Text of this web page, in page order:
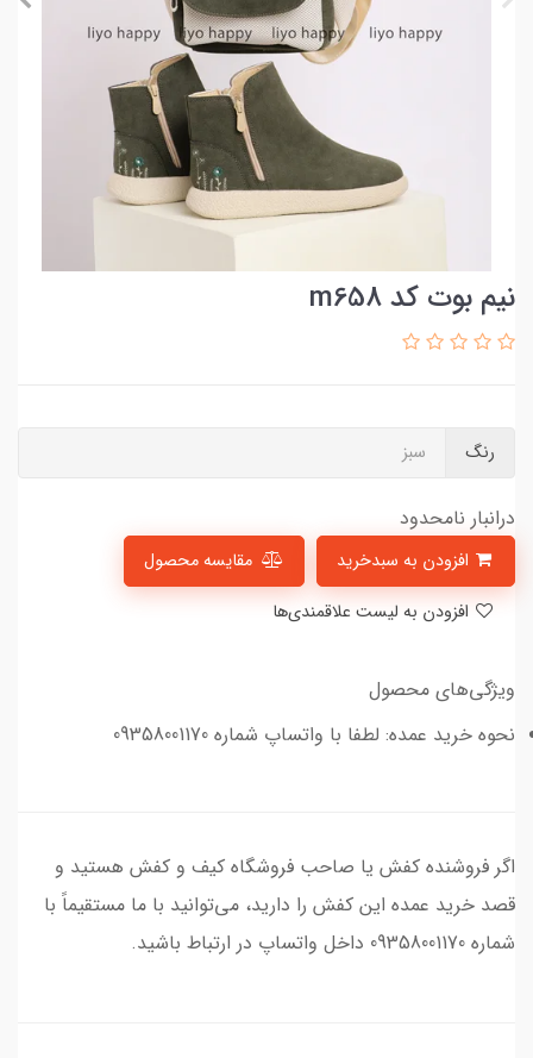
نیم بوت کد m658
رنگ سبز
درانبار نامحدود
مقایسه محصول
ویژگی‌های محصول
نحوه خرید عمده: لطفا با واتساپ شماره 09358001170
اگر فروشنده کفش یا صاحب فروشگاه کیف و کفش هستید و
قصد خرید عمده این کفش را دارید، می‌توانید با ما مستقیماً با
شماره 09358001170 داخل واتساپ در ارتباط باشید.